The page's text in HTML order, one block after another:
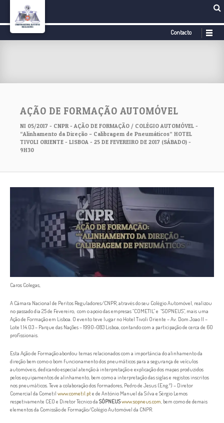
Contacto
AÇÃO DE FORMAÇÃO AUTOMÓVEL
NI 05/2017 - CNPR - AÇÃO DE FORMAÇÃO / COLÉGIO AUTOMÓVEL -
“Alinhamento da Direção – Calibragem de Pneumáticos” HOTEL
TIVOLI ORIENTE - LISBOA - 25 DE FEVEREIRO DE 2017 (SÁBADO) -
9H30
Caros Colegas,
A Câmara Nacional de Peritos Reguladores/CNPR, através do seu Colégio Automóvel, realizou
no passado dia 25 de Fevereiro, com o apoio das empresas “COMETIL” e “SOPNEUS”, mais uma
Ação de Formação em Lisboa. O evento teve lugar no Hotel Tivoli Oriente – Av. Dom Joao II –
Lote 1.14.03 – Parque das Nações – 1990-083 Lisboa, contando com a participação de cerca de 60
profissionais.
Esta Ação de Formação abordou temas relacionados com a importância do alinhamento da
direção bem como o bom funcionamento dos pneumáticos para a segurança de veículos
automóveis, dedicando especial atenção à interpretação e explicação dos mapas produzidos
pelos equipamentos de alinhamento, bem como a interpretação das siglas e registos inscritos
nos pneumáticos. Teve a colaboração dos formadores, Pedro de Jesus (Eng.º) – Diretor
Comercial da Cometil www.cometil.pte de António Manuel da Silva e Sérgio Lemos
respetivamente CEO e Diretor Técnico da SÓPNEUSwww.sopneus.com, bem como de demais
elementos da Comissão de Formação/Colégio Automóvel da CNPR.